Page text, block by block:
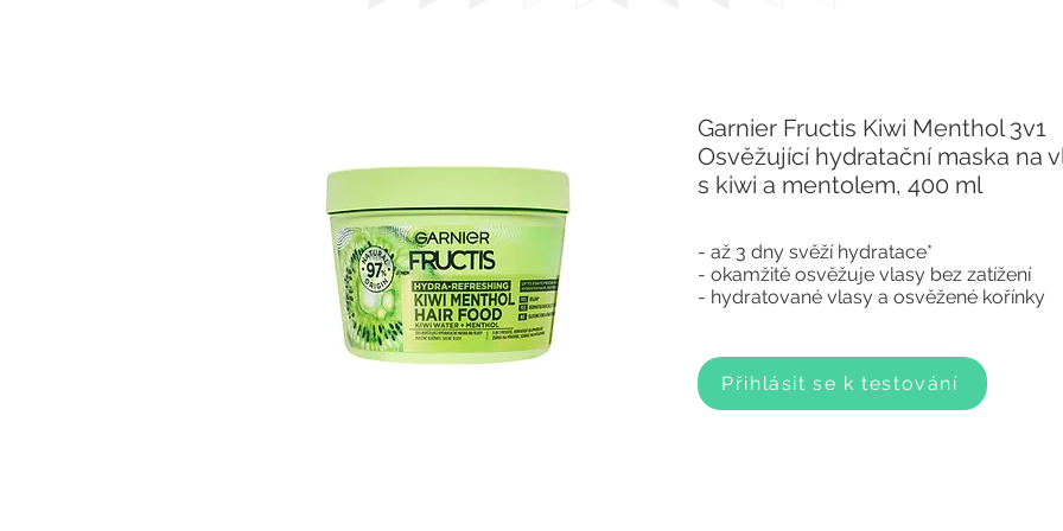
Garnier Fructis Kiwi Menthol 3v1
Osvěžující hydratační maska na
s kiwi a mentolem, 400 ml
- až 3 dny svěží hydratace*
- okamžitě osvěžuje vlasy bez zatížení
- hydratované vlasy a osvěžené kořínky
Přihlásit se k testování